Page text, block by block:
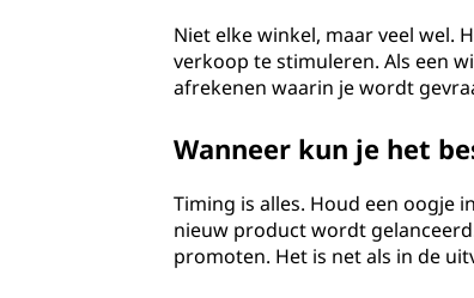
Niet elke winkel, maar veel wel.
verkoop te stimuleren. Als een
afrekenen waarin je wordt
Wanneer kun je het
Timing is alles. Houd een oogje
nieuw product wordt
promoten. Het is net als in de